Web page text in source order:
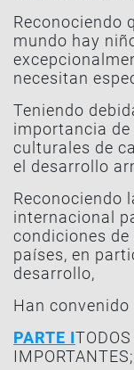
Reconociendo
mundo hay
necesitan
Teniendo
importancia
culturales de
el desarrollo
Reconociendo
internacional
condiciones
países, en
desarrollo,
Han
PARTE I